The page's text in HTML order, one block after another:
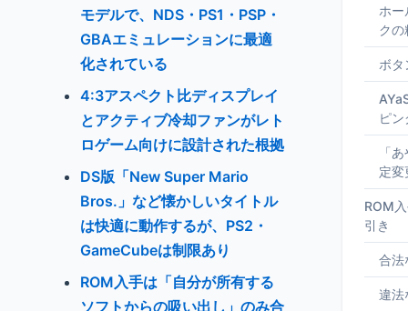
モデルで、NDS・PS1・PSP・
GBAエミュレーションに最適
化されている
4:3アスペクト比ディスプレイ
とアクティブ冷却ファンがレト
ロゲーム向けに設計された根拠
DS版「New Super Mario
Bros.」など懐かしいタイトル
は快適に動作するが、PS2・
GameCubeは制限あり
ROM入手は「自分が所有する
ソフトからの吸い出し」のみ合
ホー
クの
ボタ
ピン
「
定変
ROM
引き
合法
違法